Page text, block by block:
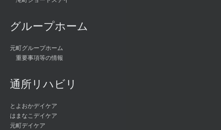
グループホーム
元町グループホーム
重要事項等の情報
通所リハビリ
とよおかデイケア
はまなこデイケア
元町デイケア